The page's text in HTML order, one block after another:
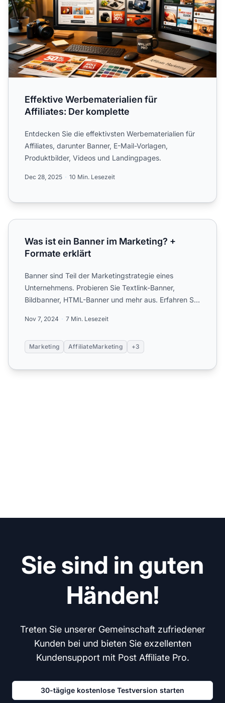
Effektive Werbematerialien für
Affiliates: Der komplette
Entdecken Sie die effektivsten Werbematerialien für
Affiliates, darunter Banner, E-Mail-Vorlagen,
Produktbilder, Videos und Landingpages.
Dec 28, 2025 10 Min. Lesezeit
Was ist ein Banner im Marketing? + Formate erklärt
Was ist ein Banner im Marketing? +
Formate erklärt
Banner sind Teil der Marketingstrategie eines
Unternehmens. Probieren Sie Textlink-Banner,
Bildbanner, HTML-Banner und mehr aus. Erfahren Sie
Nov 7, 2024 7 Min. Lesezeit
Marketing AffiliateMarketing +3
Sie sind in guten
Händen!
Treten Sie unserer Gemeinschaft zufriedener
Kunden bei und bieten Sie exzellenten
Kundensupport mit Post Affiliate Pro.
30-tägige kostenlose Testversion starten